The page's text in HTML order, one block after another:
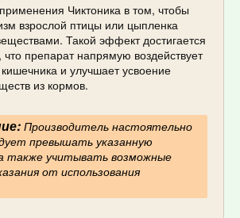
Чиктоника в том, чтобы
взрослой птицы или цыпленка
Такой эффект достигается
что препарат напрямую воздействует
и улучшает усвоение
из кормов.
Производитель настоятельно
превышать указанную
также учитывать возможные
от использования